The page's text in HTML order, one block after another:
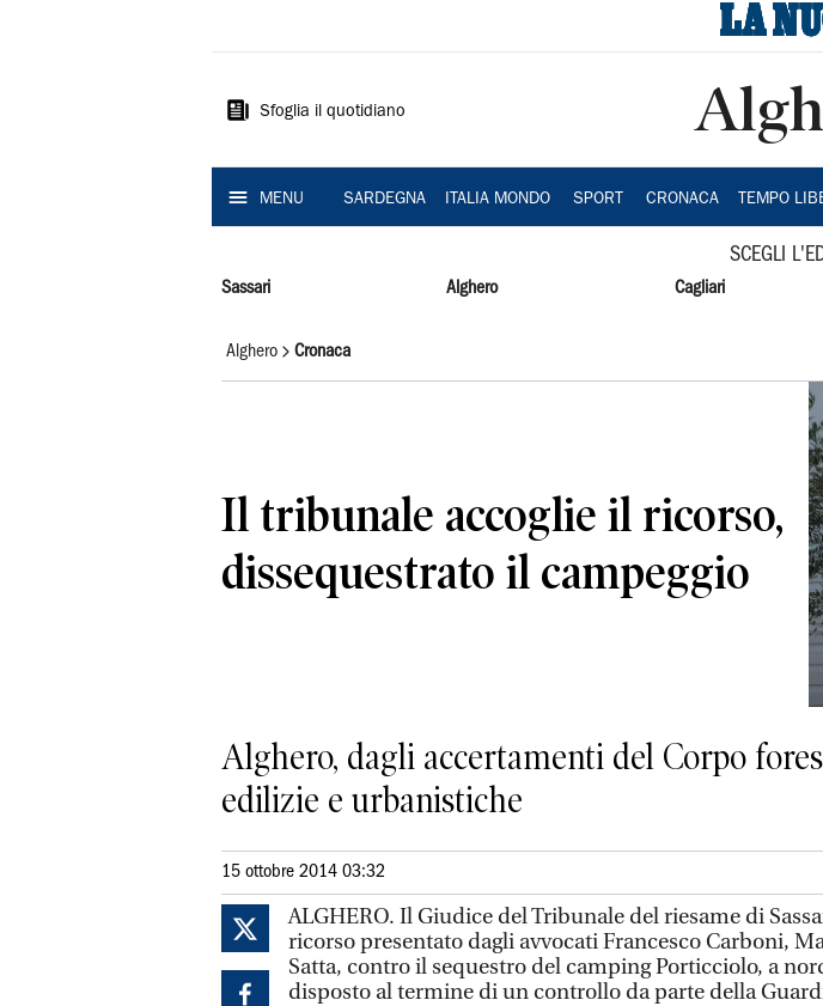
Sardegna
Sfoglia il quotidiano
MENU SARDEGNA ITALIA MONDO SPORT CRONACA TEMPO
SCEGLI
Sassari Alghero Cagliari
Alghero Cronaca
Il tribunale accoglie il ricorso,
dissequestrato il campeggio
Alghero, dagli accertamenti del Corpo
edilizie e urbanistiche
15 ottobre 2014 03:32
ALGHERO. Il Giudice del Tribunale del riesame di
ricorso presentato dagli avvocati Francesco Carboni,
Satta, contro il sequestro del camping Porticciolo, a
disposto al termine di un controllo da parte della